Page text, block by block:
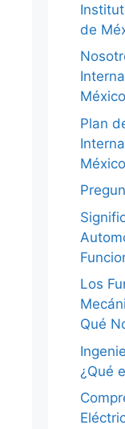
de
México
Plan
México
Los
Qué
¿Qué